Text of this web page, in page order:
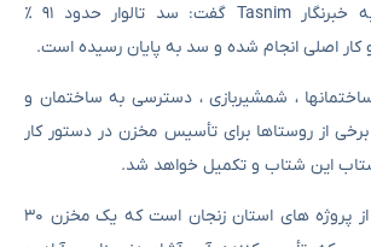
وضعیت سد تالوار به خبرنگار Tasnim گفت: سد تالوار حدود ۹۱ ٪
کار اصلی انجام شده و سد به پایان رسیده است.
، شمشیربازی ، دسترسی به ساختمان و
از روستاها برای تأسیس مخزن در دستور کار
این شتاب و تکمیل خواهد شد.
سد بولبین یکی دیگر از پروژه های استان زنجان است که یک مخزن ۳۰